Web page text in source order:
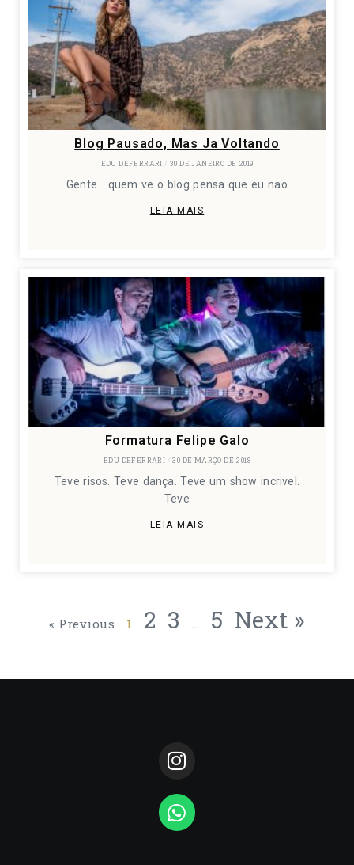
Blog Pausado, Mas Ja Voltando
EDU DEFERRARI 30 DE JANEIRO DE 2019
Gente… quem ve o blog pensa que eu nao
LEIA MAIS
Formatura Felipe Galo
EDU DEFERRARI 30 DE MARÇO DE 2018
Teve risos. Teve dança. Teve um show incrivel.
Teve
LEIA MAIS
« Previous 1 2 3 … 5 Next »